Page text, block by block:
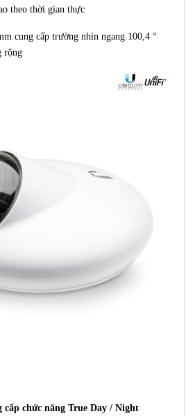
theo thời gian thực
cung cấp trường nhìn ngang 100,4 °
rộng
cấp chức năng True Day / Night